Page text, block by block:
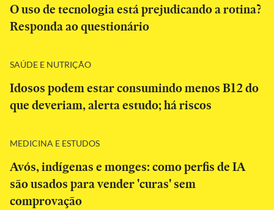
O uso de tecnologia está prejudicando a rotina?
Responda ao questionário
SAÚDE E NUTRIÇÃO
Idosos podem estar consumindo menos B12 do
que deveriam, alerta estudo; há riscos
MEDICINA E ESTUDOS
Avós, indígenas e monges: como perfis de IA
são usados para vender 'curas' sem
comprovação